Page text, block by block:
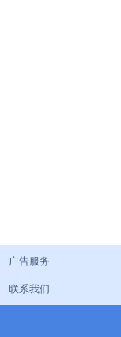
广告服务
联系我们